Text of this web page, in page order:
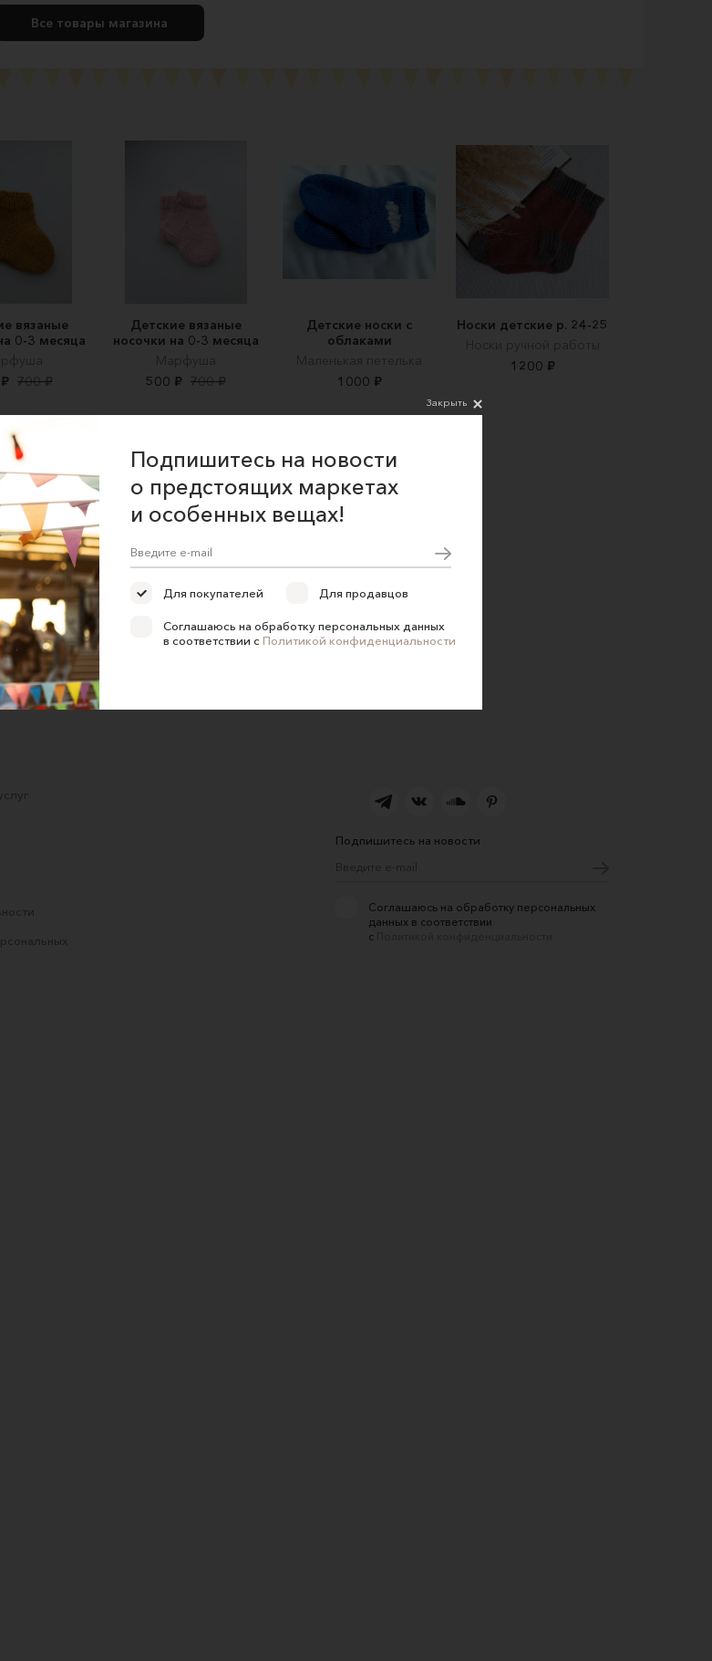
Все товары магазина
вязаные
0-3 месяца
700 ₽
Детские вязаные
носочки на 0-3 месяца
Марфуша
500 ₽ 700 ₽
Детские носки с
облаками
Маленькая петелька
1000 ₽
Носки детские р. 24-25
Носки ручной работы
1200 ₽
Подпишитесь на новости
Соглашаюсь на обработку персональных
данных в соответствии
с
Закрыть
Подпишитесь на новости
о предстоящих маркетах
и особенных вещах!
Для покупателей Для продавцов
Соглашаюсь на обработку персональных данных
в соответствии с Политикой конфиденциальности